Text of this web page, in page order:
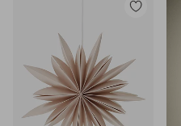
Dodaj